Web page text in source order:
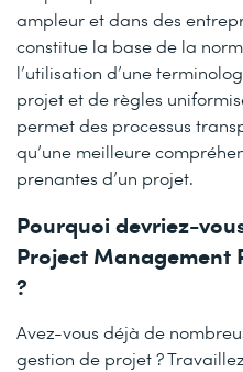
ampleur et dans des
constitue la base de la
l’utilisation d’une
projet et de règles
permet des processus
qu’une meilleure
prenantes d’un projet.
Pourquoi devriez-
Project Management
?
Avez-vous déjà de
gestion de projet ?